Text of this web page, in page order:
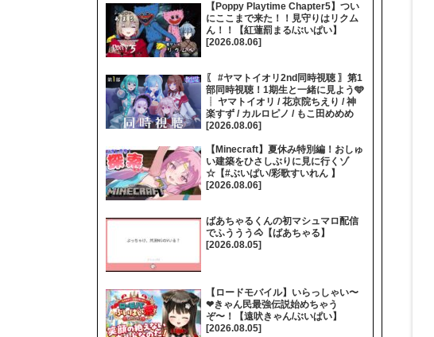
【Poppy Playtime Chapter5】つい
にここまで来た！！見守りはリクム
ん！！【紅蓮罰まる/ぶいぱい】
[2026.08.06]
〖 #ヤマトイオリ2nd同時視聴 〗第1
部同時視聴！1期生と一緒に見よう🩵
┊ ヤマトイオリ / 花京院ちえり / 神
楽すず / カルロピノ / もこ田めめめ
[2026.08.06]
【Minecraft】夏休み特別編！おしゅ
い建築をひさしぶりに見に行くゾ
☆【#ぶいぱい/彩歌すいれん 】
[2026.08.06]
ばあちゃるくんの初マシュマロ配信
でふううう🐴【ばあちゃる】
[2026.08.05]
【ロードモバイル】いらっしゃい〜
❤きゃん民最強伝説始めちゃう
ぞ〜！【遠吠きゃん/ぶいぱい】
[2026.08.05]